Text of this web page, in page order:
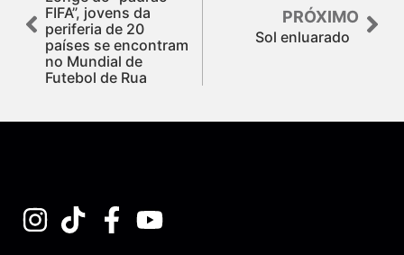
FIFA”, jovens da
periferia de 20
países se encontram
no Mundial de
Futebol de Rua
PRÓXIMO
Sol enluarado